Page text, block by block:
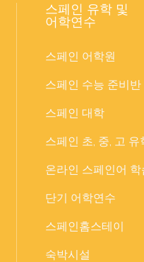
스페인 유학 및
어학연수
스페인 어학원
스페인 수능 준비반
스페인 대학
스페인 초, 중, 고 유
온라인 스페인어 학
단기 어학연수
스페인홈스테이
숙박시설